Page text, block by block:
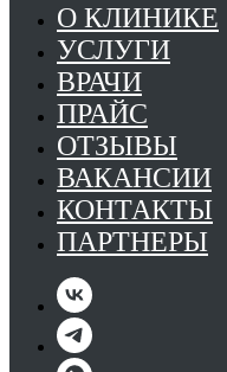
О КЛИНИКЕ
УСЛУГИ
ВРАЧИ
ПРАЙС
ОТЗЫВЫ
ВАКАНСИИ
КОНТАКТЫ
ПАРТНЕРЫ